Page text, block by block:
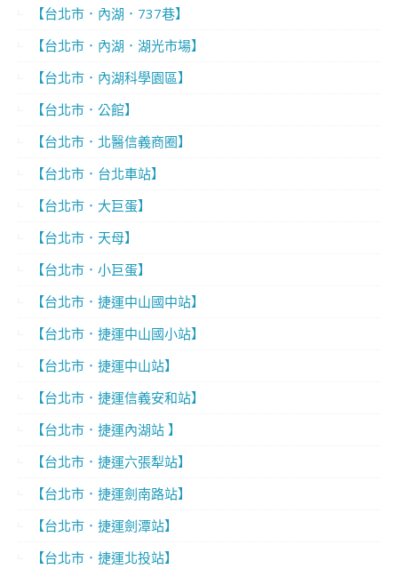
【台北市．內湖．737巷】
【台北市．內湖．湖光市場】
【台北市．內湖科學園區】
【台北市．公館】
【台北市．北醫信義商圈】
【台北市．台北車站】
【台北市．大巨蛋】
【台北市．天母】
【台北市．小巨蛋】
【台北市．捷運中山國中站】
【台北市．捷運中山國小站】
【台北市．捷運中山站】
【台北市．捷運信義安和站】
【台北市．捷運內湖站 】
【台北市．捷運六張犁站】
【台北市．捷運劍南路站】
【台北市．捷運劍潭站】
【台北市．捷運北投站】